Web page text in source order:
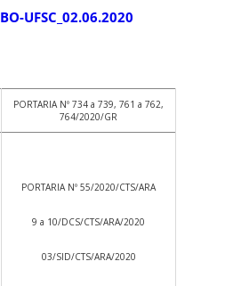
BO-UFSC_02.06.2020
PORTARIA Nº 734 a 739, 761 a 762,
764/2020/GR
PORTARIA Nº 55/2020/CTS/ARA
9 a 10/DCS/CTS/ARA/2020
03/SID/CTS/ARA/2020